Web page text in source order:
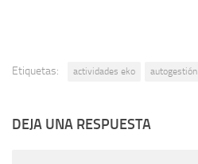
Etiquetas: actividades eko autogestión
DEJA UNA RESPUESTA